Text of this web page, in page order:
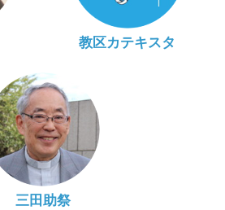
教区カテキスタ
三田助祭